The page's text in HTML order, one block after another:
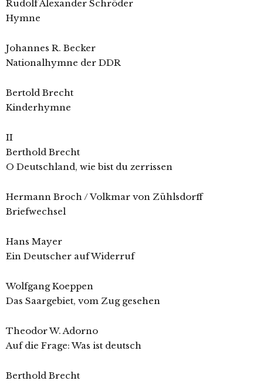
Rudolf Alexander Schröder
Hymne
Johannes R. Becker
Nationalhymne der DDR
Bertold Brecht
Kinderhymne
II
Berthold Brecht
O Deutschland, wie bist du zerrissen
Hermann Broch / Volkmar von Zühlsdorff
Briefwechsel
Hans Mayer
Ein Deutscher auf Widerruf
Wolfgang Koeppen
Das Saargebiet, vom Zug gesehen
Theodor W. Adorno
Auf die Frage: Was ist deutsch
Berthold Brecht